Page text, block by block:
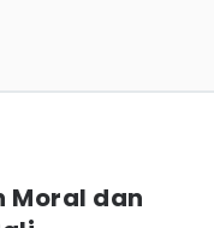
Moral dan